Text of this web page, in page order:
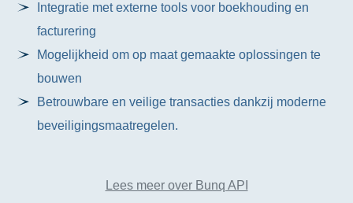
Integratie met externe tools voor boekhouding en
facturering
Mogelijkheid om op maat gemaakte oplossingen te
bouwen
Betrouwbare en veilige transacties dankzij moderne
beveiligingsmaatregelen.
Lees meer over Bunq API